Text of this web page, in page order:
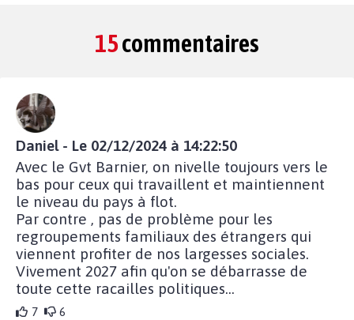
15commentaires
Daniel - Le 02/12/2024 à 14:22:50
Avec le Gvt Barnier, on nivelle toujours vers le
bas pour ceux qui travaillent et maintiennent
le niveau du pays à flot.
Par contre , pas de problème pour les
regroupements familiaux des étrangers qui
viennent profiter de nos largesses sociales.
Vivement 2027 afin qu'on se débarrasse de
toute cette racailles politiques...
7 6